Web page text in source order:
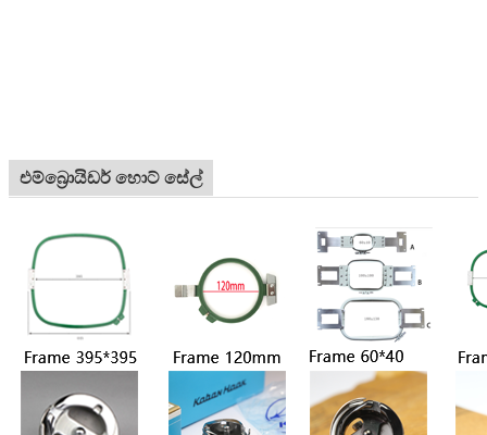
එම්බ්‍රොයිඩර් හොට් සේල්